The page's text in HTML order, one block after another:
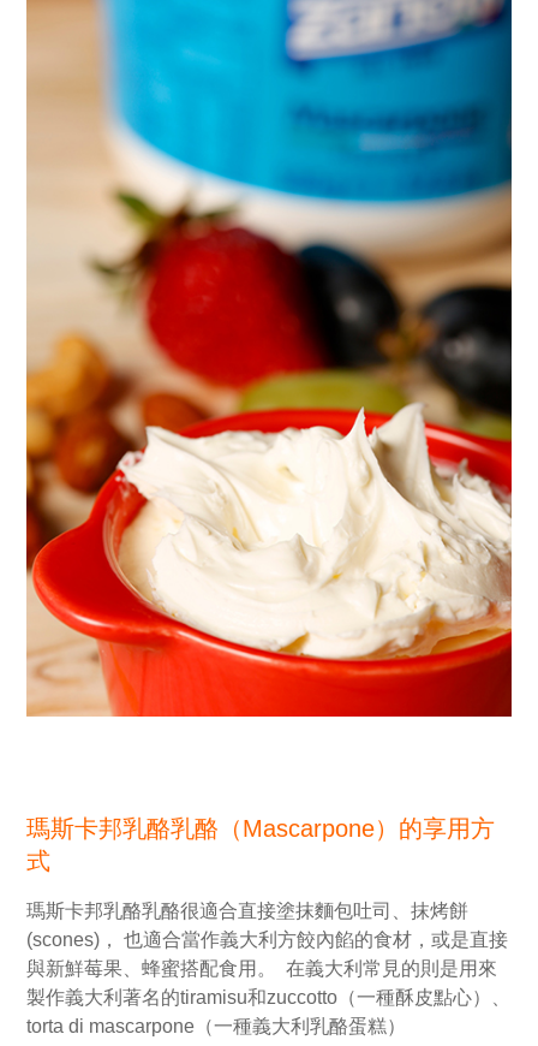
瑪斯卡邦乳酪乳酪（Mascarpone）的享用方
式
瑪斯卡邦乳酪乳酪很適合直接塗抹麵包吐司、抹烤餅
(scones)， 也適合當作義大利方餃內餡的食材，或是直接
與新鮮莓果、蜂蜜搭配食用。 在義大利常見的則是用來
製作義大利著名的tiramisu和zuccotto（一種酥皮點心）、
torta di mascarpone（一種義大利乳酪蛋糕）